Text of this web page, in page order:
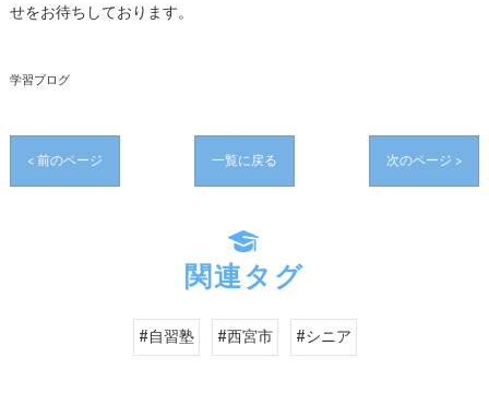
せをお待ちしております。
学習ブログ
< 前のページ 一覧に戻る 次のページ >
関連タグ
#自習塾 #西宮市 #シニア